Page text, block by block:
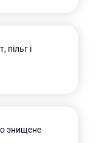
пільг і
знищене